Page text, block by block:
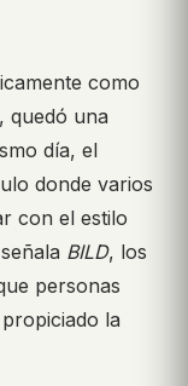
como
quedó una
día, el
donde varios
con el estilo
BILD, los
personas
la